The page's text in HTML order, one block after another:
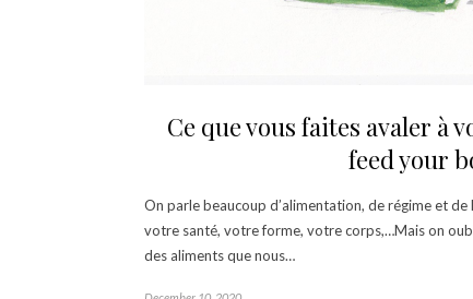
Ce que vous faites avaler à
feed your
On parle beaucoup d’alimentation, de régime et
votre santé, votre forme, votre corps,…Mais on
des aliments que nous…